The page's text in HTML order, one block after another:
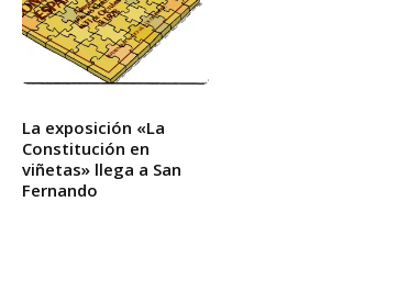
La exposición «La
Constitución en
viñetas» llega a San
Fernando